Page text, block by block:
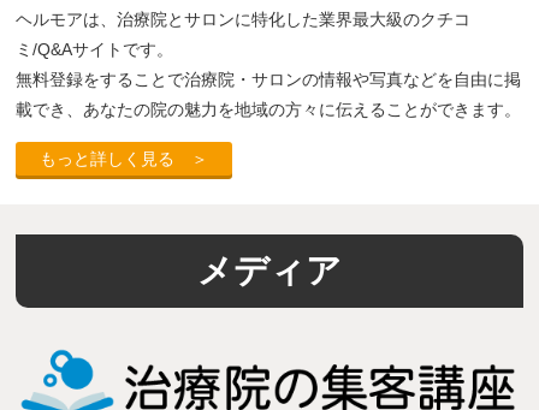
ヘルモアは、治療院とサロンに特化した業界最大級のクチコ
ミ/Q&Aサイトです。
無料登録をすることで治療院・サロンの情報や写真などを自由に掲
載でき、あなたの院の魅力を地域の方々に伝えることができます。
もっと詳しく見る ＞
メディア